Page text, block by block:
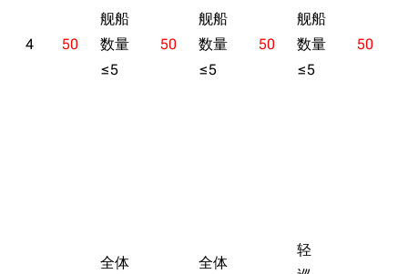
4 50
舰船
数量
≤5
50
舰船
数量
≤5
50
舰船
数量
≤5
50
全体
全体
轻